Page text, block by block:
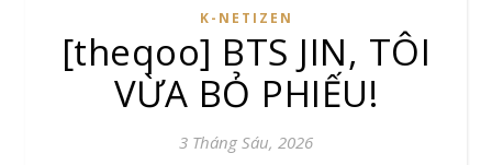
K-NETIZEN
[theqoo] BTS JIN, TÔI
VỪA BỎ PHIẾU!
3 Tháng Sáu, 2026